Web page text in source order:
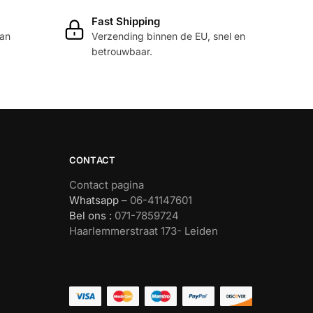
meerdere
variaties.
gekozen
productpagina
Fast Shipping
Verzending binnen de EU, snel en
betrouwbaar.
CONTACT
Contact pagina
Whatsapp – 06-41147601
Bel ons : 071-7859724
Haarlemmerstraat 173- Leiden